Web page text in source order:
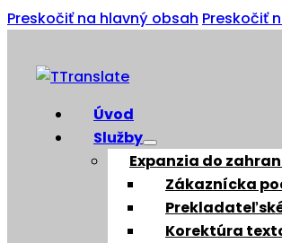
Preskočiť na hlavný obsah Preskočiť
Úvod
Služby
Expanzia do
Zákaznícka
Korektúra